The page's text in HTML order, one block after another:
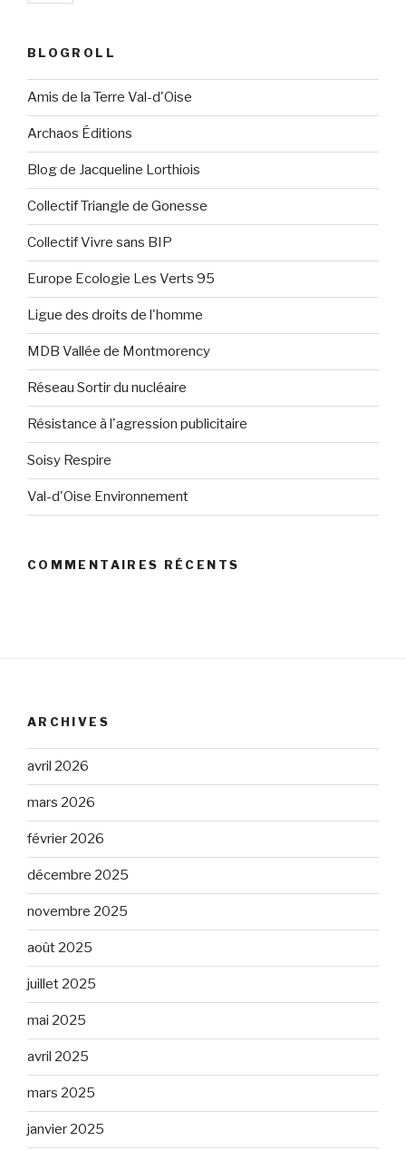
BLOGROLL
Amis de la Terre Val-d'Oise
Archaos Éditions
Blog de Jacqueline Lorthiois
Collectif Triangle de Gonesse
Collectif Vivre sans BIP
Europe Ecologie Les Verts 95
Ligue des droits de l'homme
MDB Vallée de Montmorency
Réseau Sortir du nucléaire
Résistance à l'agression publicitaire
Soisy Respire
Val-d'Oise Environnement
COMMENTAIRES RÉCENTS
ARCHIVES
avril 2026
mars 2026
février 2026
décembre 2025
novembre 2025
août 2025
juillet 2025
mai 2025
avril 2025
mars 2025
janvier 2025